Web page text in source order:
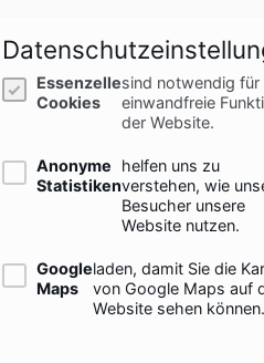
Essenzelle
Cookies
sind notwendig für
einwandfreie
der Website.
Anonyme
Statistiken
helfen uns zu
verstehen, wie
Besucher unsere
Website nutzen.
Google
Maps
laden, damit Sie die
von Google Maps auf
Website sehen können.